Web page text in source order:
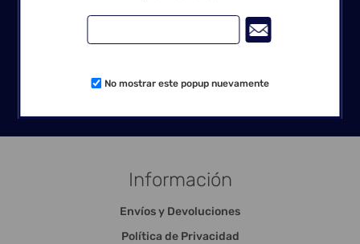
Información
Envíos y Devoluciones
Política de Privacidad
No mostrar este popup nuevamente